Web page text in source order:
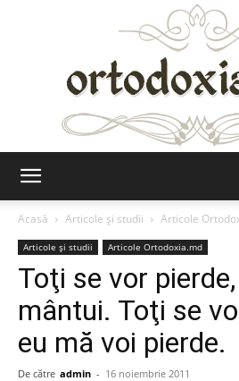
Acasă
Articole şi studii Articole
Articole şi studii Articole Ortodoxia.md
Toţi se vor
mântui. Toţi se
eu mă voi pierde.
De către admin - 16 noiembrie 2011